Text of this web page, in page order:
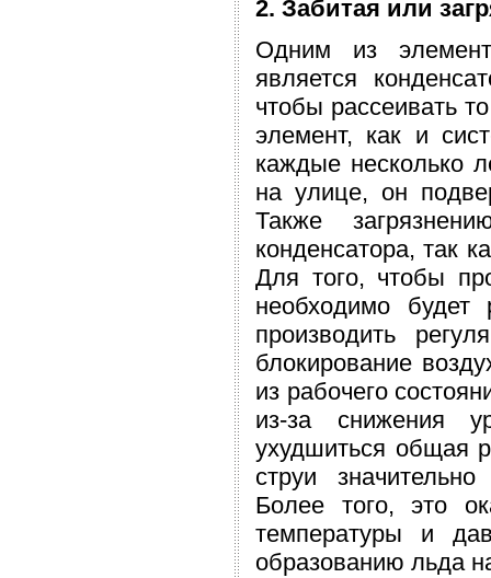
2. Забитая или
Одним из
является
чтобы рассеивать
элемент, как и
каждые несколько
на улице, он
Также
конденсатора, так
Для того, чтобы
необходимо
производить
блокирование
из рабочего
из-за снижения
ухудшиться общая
струи
Более того, это
температуры и
образованию льда